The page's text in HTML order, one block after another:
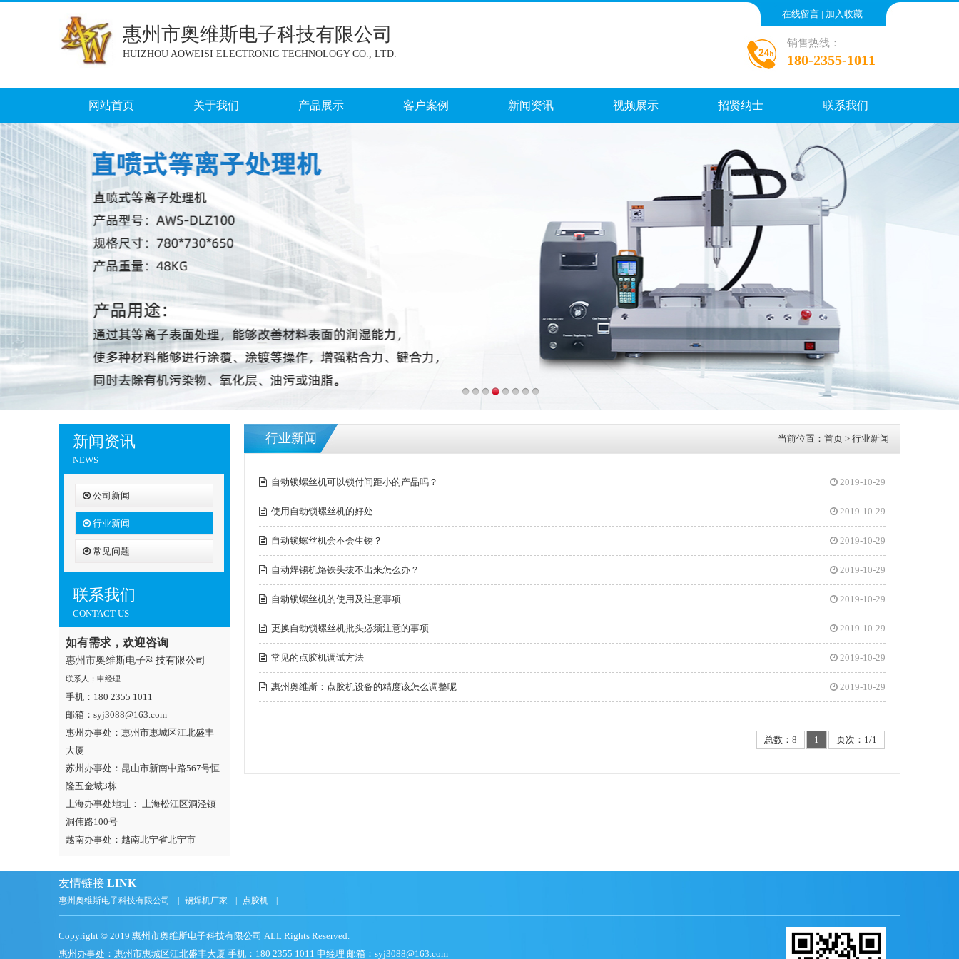
惠州市奥维斯电子科技有限公司
HUIZHOU AOWEISI ELECTRONIC TECHNOLOGY CO., LTD.
在线留言 | 加入收藏
销售热线：
180-2355-1011
网站首页 关于我们 产品展示 客户案例 新闻资讯 视频展示 招贤纳士 联系我们
新闻资讯
NEWS
公司新闻
行业新闻
常见问题
联系我们
CONTACT US
如有需求，欢迎咨询
惠州市奥维斯电子科技有限公司
联系人；申经理
手机：180 2355 1011
邮箱：syj3088@163.com
惠州办事处：惠州市惠城区江北盛丰
大厦
苏州办事处：昆山市新南中路567号恒
隆五金城3栋
上海办事处地址： 上海松江区洞泾镇
洞伟路100号
越南办事处：越南北宁省北宁市
行业新闻 当前位置： 首页 > 行业新闻
2019-10-29
自动锁螺丝机可以锁付间距小的产品吗？
2019-10-29
使用自动锁螺丝机的好处
2019-10-29
自动锁螺丝机会不会生锈？
2019-10-29
自动焊锡机烙铁头拔不出来怎么办？
2019-10-29
自动锁螺丝机的使用及注意事项
2019-10-29
更换自动锁螺丝机批头必须注意的事项
2019-10-29
常见的点胶机调试方法
2019-10-29
惠州奥维斯：点胶机设备的精度该怎么调整呢
总数：8 1 页次：1/1
友情链接 LINK
惠州奥维斯电子科技有限公司 锡焊机厂家 点胶机
Copyright © 2019 惠州市奥维斯电子科技有限公司 ALL Rights Reserved.
惠州办事处：惠州市惠城区江北盛丰大厦 手机：180 2355 1011 申经理 邮箱：syj3088@163.com